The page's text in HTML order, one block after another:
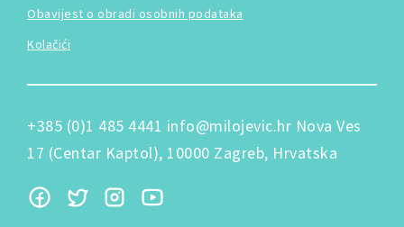
Obavijest o obradi osobnih podataka
Kolačići
+385 (0)1 485 4441 info@milojevic.hr Nova Ves
17 (Centar Kaptol), 10000 Zagreb, Hrvatska